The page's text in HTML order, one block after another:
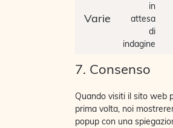
Varie
in
attesa
di
indagine
7. Consenso
Quando visiti il sito web
prima volta, noi
popup con una